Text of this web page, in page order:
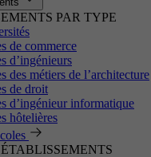
PAR TYPE
de commerce
d’ingénieurs
des métiers de l’architecture
de droit
d’ingénieur informatique
hôtelières